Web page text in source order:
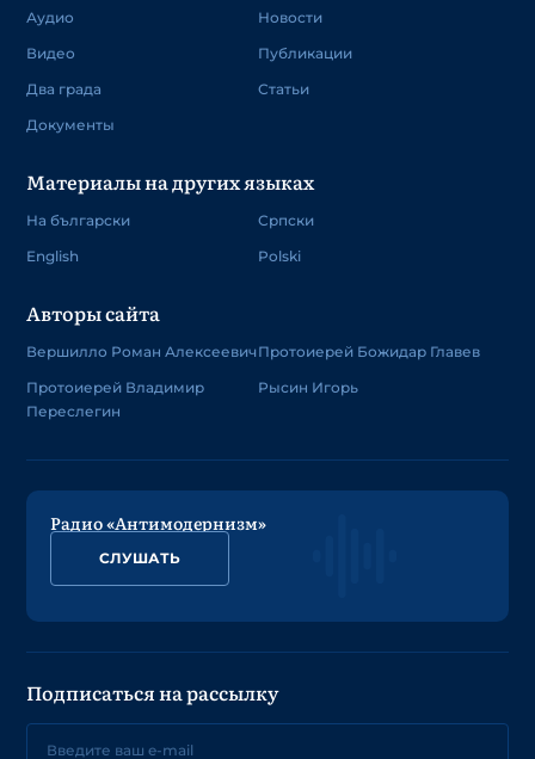
Аудио
Видео
Два града
Документы
Новости
Публикации
Статьи
Материалы на других языках
На български
English
Српски
Polski
Авторы сайта
Вершилло Роман Алексеевич
Протоиерей Владимир
Переслегин
Протоиерей Божидар Главев
Рысин Игорь
Радио «Антимодернизм»
СЛУШАТЬ
Подписаться на рассылку